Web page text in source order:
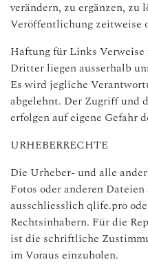
verändern, zu ergänzen, zu
Veröffentlichung zeitweise
Haftung für Links
Dritter liegen ausserhalb
Es wird jegliche
abgelehnt. Der Zugriff und
erfolgen auf eigene Gefahr
URHEBERRECHTE
Die Urheber- und alle
Fotos oder anderen
ausschliesslich qlife.pro
Rechtsinhabern. Für die
ist die schriftliche
im Voraus einzuholen.